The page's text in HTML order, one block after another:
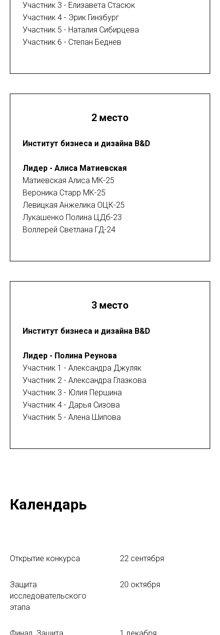
Участник 3 - Елизавета Стасюк
Участник 4 - Эрик Гинзбург
Участник 5 - Наталия Сибирцева
Участник 6 - Степан Беднев
2 место
Институт бизнеса и дизайна B&D
Лидер - Алиса Матиевская
Матиевская Алиса МК-25
Вероника Старр МК-25
Левицкая Анжелика ОЦК-25
Лукашенко Полина ЦДб-23
Воллерей Светлана ГД-24
3 место
Институт бизнеса и дизайна B&D
Лидер - Полина Реунова
Участник 1 - Александра Джуляк
Участник 2 - Александра Глазкова
Участник 3 - Юлия Першина
Участник 4 - Дарья Сизова
Участник 5 - Алена Шипова
Календарь
Открытие конкурса 22 сентября
Защита
исследовательского
этапа
20 октября